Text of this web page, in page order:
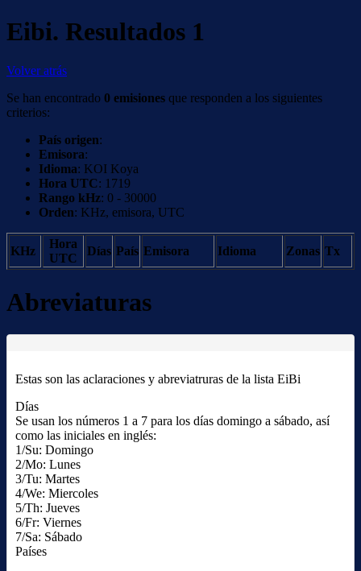
Eibi. Resultados 1
Volver atrás
Se han encontrado 0 emisiones que responden a los siguientes
criterios:
País origen:
Emisora:
Idioma: KOI Koya
Hora UTC: 1719
Rango kHz: 0 - 30000
Orden: KHz, emisora, UTC
KHz
Hora
UTC
Días País Emisora Idioma Zonas Tx
Abreviaturas
Estas son las aclaraciones y abreviatruras de la lista EiBi
Días
Se usan los números 1 a 7 para los días domingo a sábado, así
como las iniciales en inglés:
1/Su: Domingo
2/Mo: Lunes
3/Tu: Martes
4/We: Miercoles
5/Th: Jueves
6/Fr: Viernes
7/Sa: Sábado
Países